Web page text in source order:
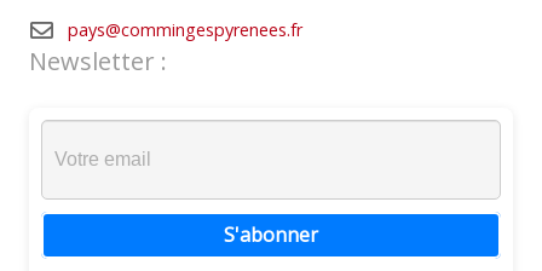
pays@commingespyrenees.fr
Newsletter :
S'abonner